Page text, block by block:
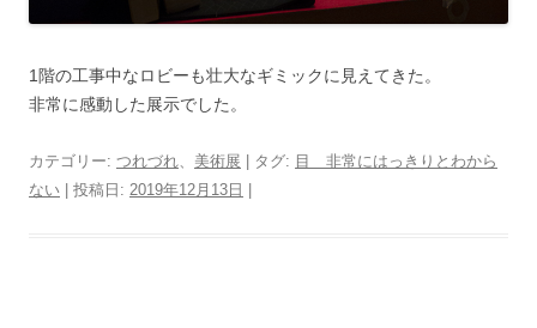
1階の工事中なロビーも壮大なギミックに見えてきた。
非常に感動した展示でした。
カテゴリー: つれづれ 美術展 | タグ: 目 非常にはっきりとわから
ない | 投稿日: 2019年12月13日 |